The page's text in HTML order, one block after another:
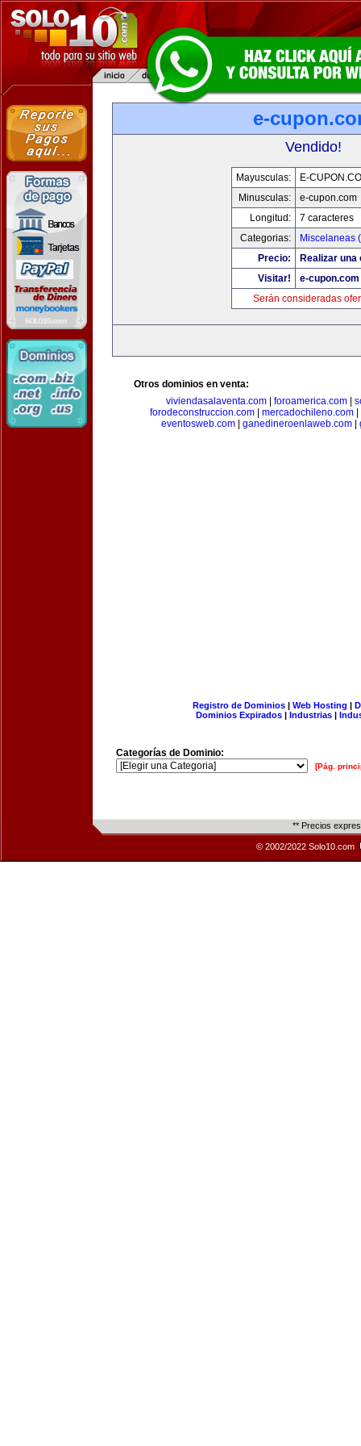
e-
Vendido!
Mayusculas:
E-
Minusculas:
e-cupon.com
Longitud:
7 caracteres
Categorias:
Miscelaneas
Precio:
Realizar una
Visitar!
e-cupon.com
Serán consideradas
Otros dominios en venta:
viviendasalaventa.com| foroamerica.com|
forodeconstruccion.com
mercadochileno.com
eventosweb.com| ganedineroenlaweb.com|
Registro de Dominios| Web Hosting |
Dominios Expirados | Industrias |
Categorías de Dominio:
[Pág.
** Precios
© 2002/2022 Solo10.com